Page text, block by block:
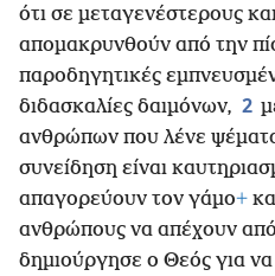
ότι σε μεταγενέστερους
απομακρυνθούν από την
παροδηγητικές
διδασκαλίες δαιμόνων, 2
ανθρώπων που λένε
συνείδηση είναι
απαγορεύουν τον γάμο+
ανθρώπους να απέχουν
δημιούργησε ο Θεός για να